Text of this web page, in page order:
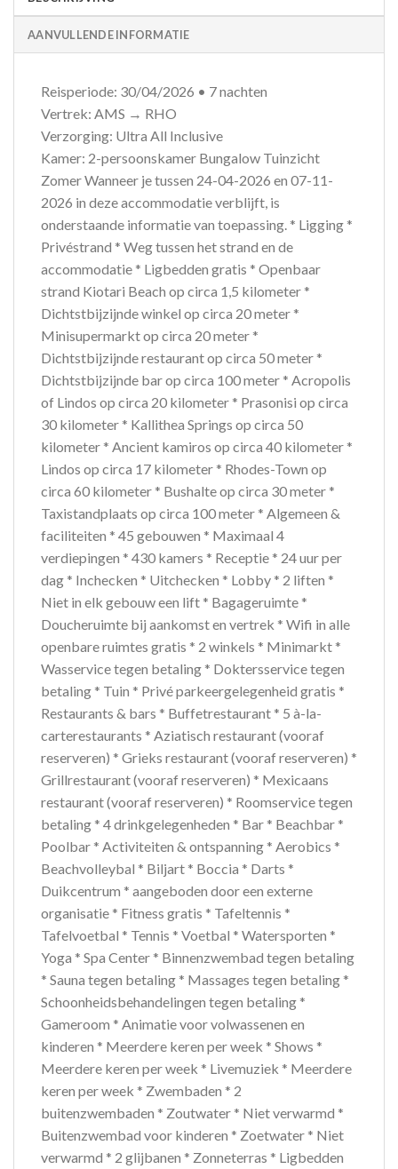
AANVULLENDE INFORMATIE
Reisperiode: 30/04/2026 • 7 nachten
Vertrek: AMS → RHO
Verzorging: Ultra All Inclusive
Kamer: 2-persoonskamer Bungalow Tuinzicht
Zomer Wanneer je tussen 24-04-2026 en 07-11-
2026 in deze accommodatie verblijft, is
onderstaande informatie van toepassing. * Ligging *
Privéstrand * Weg tussen het strand en de
accommodatie * Ligbedden gratis * Openbaar
strand Kiotari Beach op circa 1,5 kilometer *
Dichtstbijzijnde winkel op circa 20 meter *
Minisupermarkt op circa 20 meter *
Dichtstbijzijnde restaurant op circa 50 meter *
Dichtstbijzijnde bar op circa 100 meter * Acropolis
of Lindos op circa 20 kilometer * Prasonisi op circa
30 kilometer * Kallithea Springs op circa 50
kilometer * Ancient kamiros op circa 40 kilometer *
Lindos op circa 17 kilometer * Rhodes-Town op
circa 60 kilometer * Bushalte op circa 30 meter *
Taxistandplaats op circa 100 meter * Algemeen &
faciliteiten * 45 gebouwen * Maximaal 4
verdiepingen * 430 kamers * Receptie * 24 uur per
dag * Inchecken * Uitchecken * Lobby * 2 liften *
Niet in elk gebouw een lift * Bagageruimte *
Doucheruimte bij aankomst en vertrek * Wifi in alle
openbare ruimtes gratis * 2 winkels * Minimarkt *
Wasservice tegen betaling * Doktersservice tegen
betaling * Tuin * Privé parkeergelegenheid gratis *
Restaurants & bars * Buffetrestaurant * 5 à-la-
carterestaurants * Aziatisch restaurant (vooraf
reserveren) * Grieks restaurant (vooraf reserveren) *
Grillrestaurant (vooraf reserveren) * Mexicaans
restaurant (vooraf reserveren) * Roomservice tegen
betaling * 4 drinkgelegenheden * Bar * Beachbar *
Poolbar * Activiteiten & ontspanning * Aerobics *
Beachvolleybal * Biljart * Boccia * Darts *
Duikcentrum * aangeboden door een externe
organisatie * Fitness gratis * Tafeltennis *
Tafelvoetbal * Tennis * Voetbal * Watersporten *
Yoga * Spa Center * Binnenzwembad tegen betaling
* Sauna tegen betaling * Massages tegen betaling *
Schoonheidsbehandelingen tegen betaling *
Gameroom * Animatie voor volwassenen en
kinderen * Meerdere keren per week * Shows *
Meerdere keren per week * Livemuziek * Meerdere
keren per week * Zwembaden * 2
buitenzwembaden * Zoutwater * Niet verwarmd *
Buitenzwembad voor kinderen * Zoetwater * Niet
verwarmd * 2 glijbanen * Zonneterras * Ligbedden